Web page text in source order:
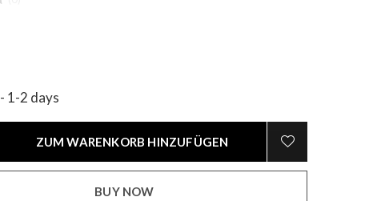
- 1-2 days
ZUM WARENKORB HINZUFÜGEN
BUY NOW